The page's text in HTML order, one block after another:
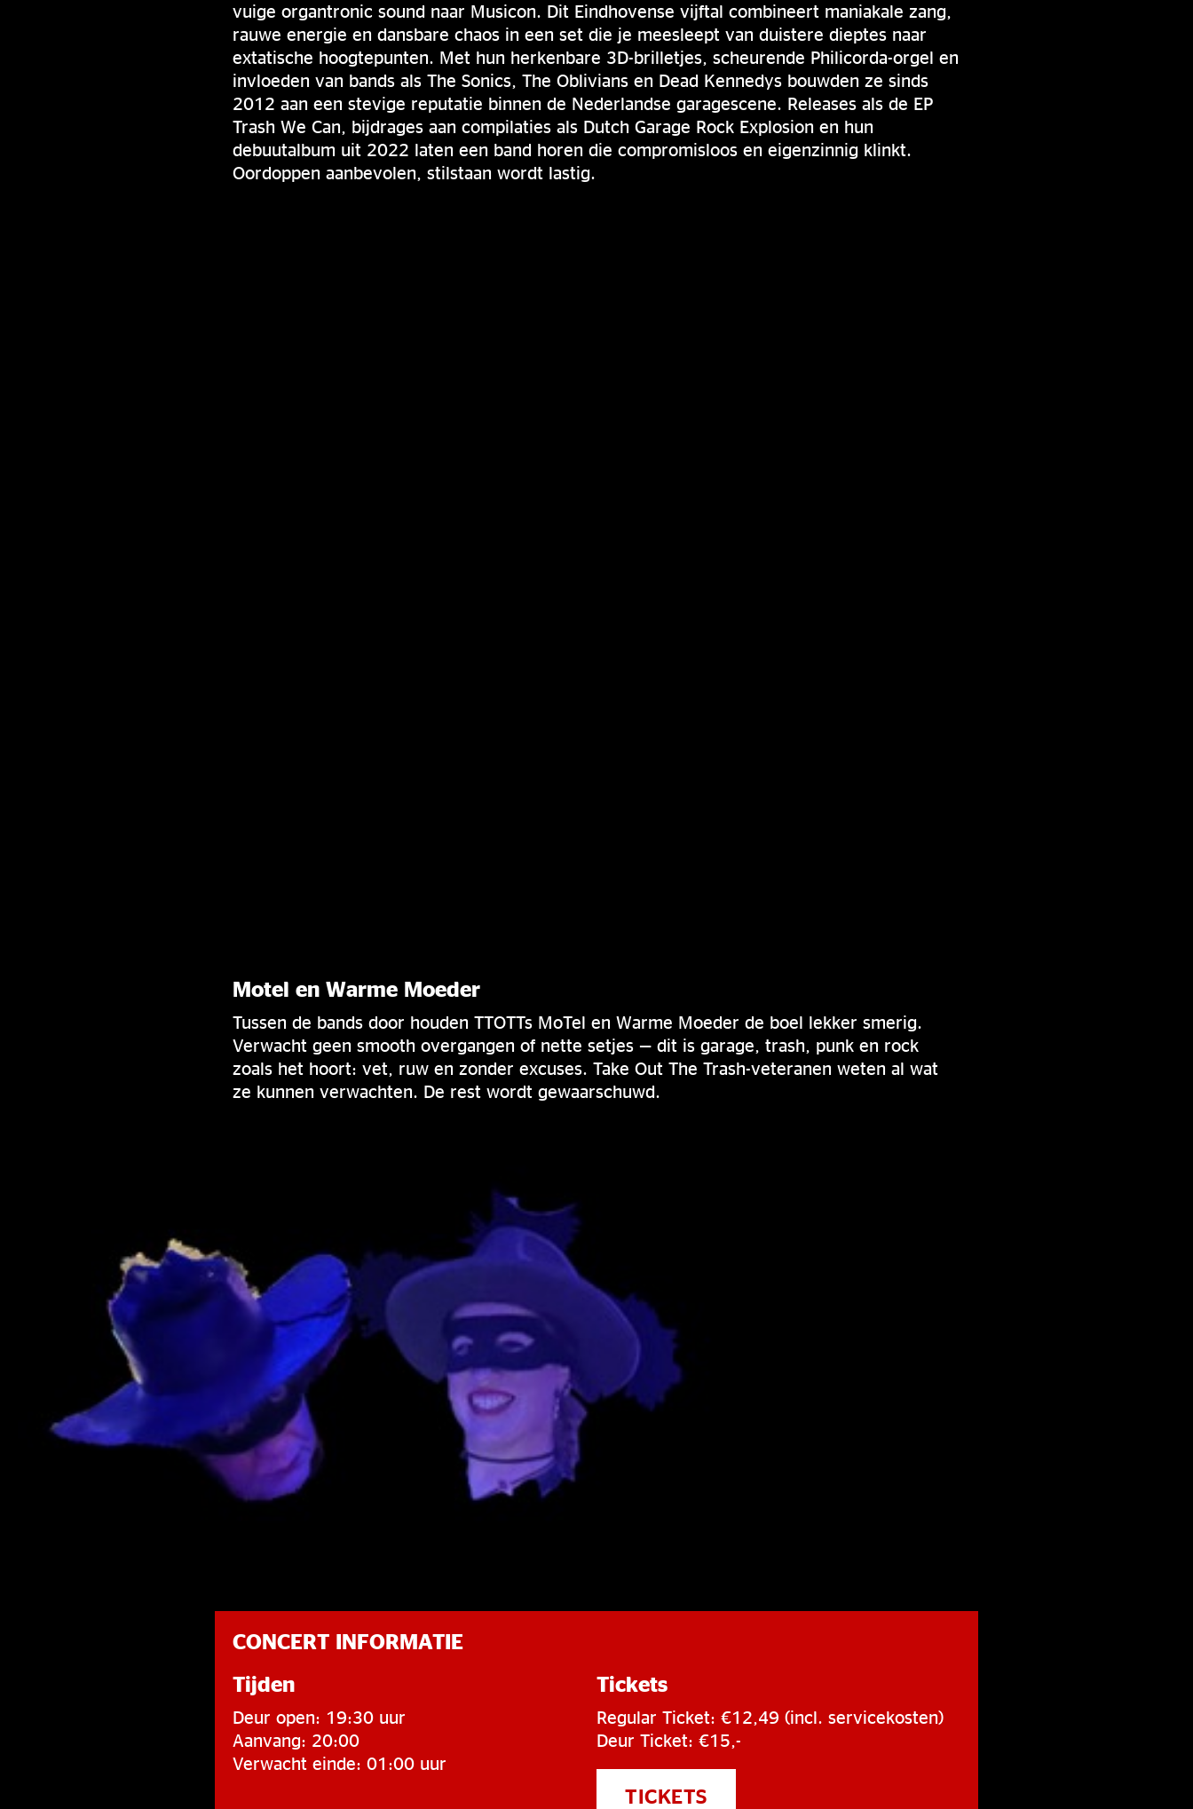
vuige organtronic sound naar Musicon. Dit Eindhovense vijftal combineert maniakale zang,
rauwe energie en dansbare chaos in een set die je meesleept van duistere dieptes naar
extatische hoogtepunten. Met hun herkenbare 3D-brilletjes, scheurende Philicorda-orgel en
invloeden van bands als The Sonics, The Oblivians en Dead Kennedys bouwden ze sinds
2012 aan een stevige reputatie binnen de Nederlandse garagescene. Releases als de EP
Trash We Can, bijdrages aan compilaties als Dutch Garage Rock Explosion en hun
debuutalbum uit 2022 laten een band horen die compromisloos en eigenzinnig klinkt.
Oordoppen aanbevolen, stilstaan wordt lastig.
Motel en Warme Moeder
Tussen de bands door houden TTOTTs MoTel en Warme Moeder de boel lekker smerig.
Verwacht geen smooth overgangen of nette setjes — dit is garage, trash, punk en rock
zoals het hoort: vet, ruw en zonder excuses. Take Out The Trash-veteranen weten al wat
ze kunnen verwachten. De rest wordt gewaarschuwd.
CONCERT INFORMATIE
Tijden
Deur open: 19:30 uur
Aanvang: 20:00
Verwacht einde: 01:00 uur
Tickets
Regular Ticket: €12,49 (incl. servicekosten)
Deur Ticket: €15,-
TICKETS